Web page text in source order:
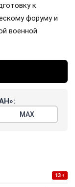
к
форуму и
военной
МАХ
13+